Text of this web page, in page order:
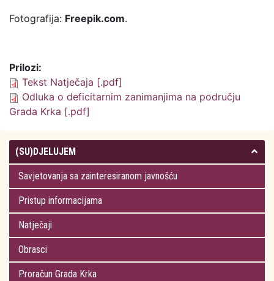
Fotografija: Freepik.com.
Prilozi:
Tekst Natječaja [.pdf]
Odluka o deficitarnim zanimanjima na području
Grada Krka [.pdf]
(SU)DJELUJEM
Savjetovanja sa zainteresiranom javnošću
Pristup informacijama
Natječaji
Obrasci
Proračun Grada Krka